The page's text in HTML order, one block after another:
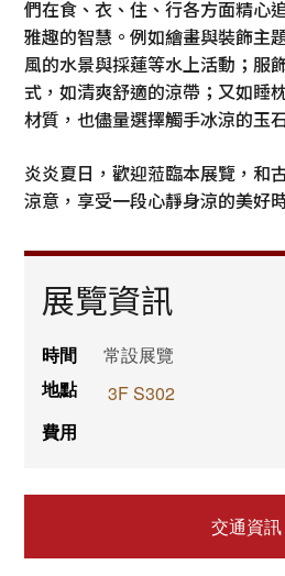
們在食、衣、住、行各方面精心
雅趣的智慧。例如繪畫與裝飾主
風的水景與採蓮等水上活動；服
式，如清爽舒適的涼帶；又如睡
材質，也儘量選擇觸手冰涼的玉
炎炎夏日，歡迎蒞臨本展覽，和
涼意，享受一段心靜身涼的美好
展覽資訊
時間
常設展覽
地點
3F S302
費用
交通資訊